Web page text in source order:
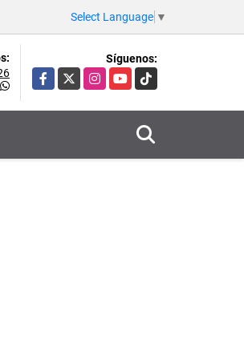
Select Language ▼
Síguenos:
Facebook
X InstagramYouTubeTikTok